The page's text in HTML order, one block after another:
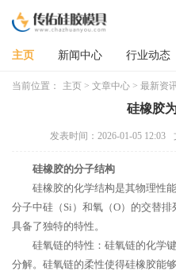
主页 新闻中心 行业动态
当前位置： 主页 > 文章中心 > 最新资
硅橡胶
发表时间：2026-01-05 12:03
硅橡胶的分子结构
硅橡胶的化学结构是其物理性
分子中硅（Si）和氧（O）的交替
具备了独特的特性。
硅氧链的特性：硅氧链的化学
分解。硅氧链的柔性使得硅橡胶能